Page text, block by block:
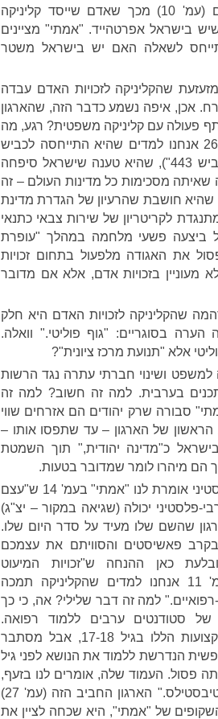
נמשיך. אנחנו אמורים להיות מופתעים (עמ' 10) מכך שאדם שייסד קליניקה
בישראל אפרטהייד. "אמתי" מציינים
לשאלה האם יש בישראל משטר
המזעזעת שהקליניקה לזכויות האדם עבדה
אכן, איפה נשמע כדבר הזה, שהארגון
פעולה עם קליניקה משפטית? רגע, מה
יש ל"אמתי" נגד האגודה? ובכן, בעמ' 26 אנחנו למדים שהיא התייחסה לכביש
האפרטהייד כאל כביש האפרטהייד ("כביש 443"), שהיא טענה שישראל סיפחה
שאיתה מסכימות כל מדינות העולם – זה
שהיא חושבת שהרעיון של הגדרת מדינת
לקריטריון של שירות צבאי כתנאי
ביצעה פשעי מלחמה במהלך "עופרת
את האגודה מלפעול בתחום זכויות
בזכויות אדם, אלא אם מדובר
בתדהמה שהקליניקה לזכויות האדם היא חלק
בסוגריים: "גוף פוליטי." וואלה.
אלא "תנועת מרכז ציונית"?
למשפט ושינוי חברתי עתרה נגד הרשות
בערבית. למה זה חשוב? למה זה
סבורה שרק יהודים הם אזרחים שווי
הראשון של הארגון – עד שתפסו אותו –
כ"מדינה יהודית," תוך השמטת
הם מיהרו לומר שמדובר בטעות.
על הקליניקה לזכויות המיעוט הערבי-פלסטיני אומרת לנו "אמתי" בעמ' 14 ש"עצם
פלסטיני יכולה (שגיאה במקור – יצ"ג)
שהשם שלו מעיד על סדר היום שלו.
פאשיסטים והסוויתם את עצמכם
כאן ההנחה ש"זכויות המיעוט
הערבי-פלסטיני" הן משהו פסול. בעמ' 11 אנחנו למדים שהקליניקה תמכה
למה זה דבר שלילי? אה, כי כך
של סטודנטים ערבים ללמוד רפואה.
לעתודאים היא מתירה ללמוד את המקצועות הללו בגיל 17-18, אבל מסתבר
הנדרשת ללמוד את הנושא לפני גיל
פסול. העמוד שלה, אומרים לנו בזעף,
מעוצב בתמונות שהגיעו ב"אדיבות אקטיבסטילס." הארגון החביב הזה (עמ' 27)
של "אמתי", היא שכחה לציין את